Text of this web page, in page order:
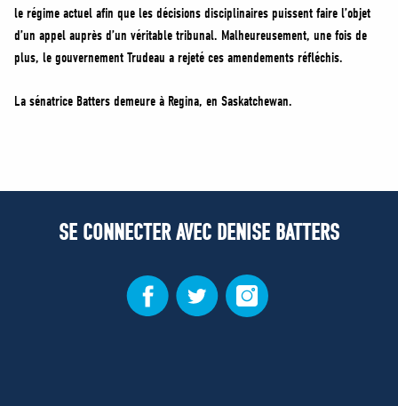
le régime actuel afin que les décisions disciplinaires puissent faire l’objet
d’un appel auprès d’un véritable tribunal. Malheureusement, une fois de
plus, le gouvernement Trudeau a rejeté ces amendements réfléchis.
La sénatrice Batters demeure à Regina, en Saskatchewan.
SE CONNECTER AVEC DENISE BATTERS